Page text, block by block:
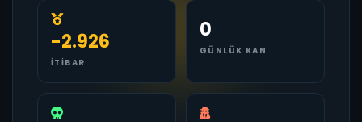
-2.926
İTIBAR
0
GÜNLÜK KAN